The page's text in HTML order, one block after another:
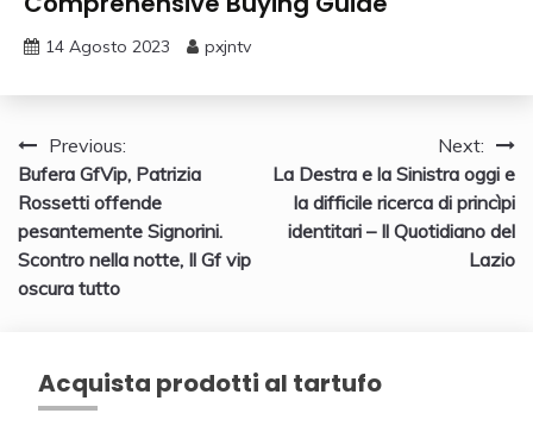
14 Agosto 2023 pxjntv
Navigazione
articoli
Previous:
Bufera GfVip, Patrizia
Rossetti offende
pesantemente Signorini.
Scontro nella notte, Il Gf vip
oscura tutto
Next:
La Destra e la Sinistra oggi e
la difficile ricerca di princìpi
identitari – Il Quotidiano del
Lazio
Acquista prodotti al tartufo